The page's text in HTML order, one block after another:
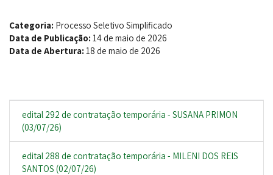
Categoria: Processo Seletivo Simplificado
Data de Publicação: 14 de maio de 2026
Data de Abertura: 18 de maio de 2026
edital 292 de contratação temporária - SUSANA PRIMON
(03/07/26)
edital 288 de contratação temporária - MILENI DOS REIS
SANTOS (02/07/26)